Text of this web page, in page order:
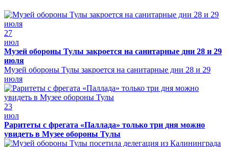
27
июл
Музей обороны Тулы закроется на санитарные дни 28 и 29
июля
Музей обороны Тулы закроется на санитарные дни 28 и 29
июля
23
июл
Раритеты с фрегата «Паллада» только три дня можно
увидеть в Музее обороны Тулы